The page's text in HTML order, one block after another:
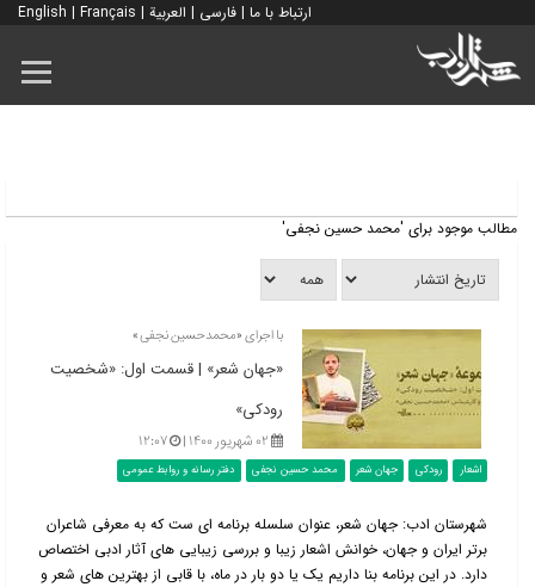
ارتباط با ما | فارسی | العربية |
English | Français
مطالب موجود برای 'محمد حسین نجفی'
با اجرای «محمدحسین نجفی»
«جهان شعر» | قسمت اول: «شخصیت
رودکی»
۰۲ شهریور ۱۴۰۰ | ۱۲:۰۷
اشعار رودکی جهان شعر محمد حسین نجفی دفتر رسانه و روابط عمومی
شهرستان ادب: جهان شعر، عنوان سلسله برنامه ای ست که به معرفی شاعران
برتر ایران و جهان، خوانش اشعار زیبا و بررسی زیبایی های آثار ادبی اختصاص
دارد. در این برنامه بنا داریم یک یا دو بار در ماه، با قابی از بهترین های شعر و